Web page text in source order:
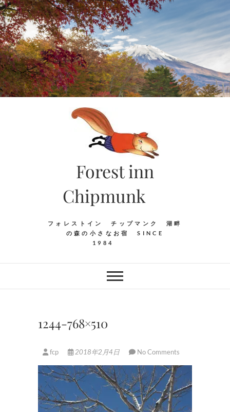
Skip
to
content
Forest inn
Chipmunk
フォレストイン チップマンク 湖畔
の森の小さなお宿 SINCE
1984
1244-768×510
fcp 2018年2月4日 No Comments